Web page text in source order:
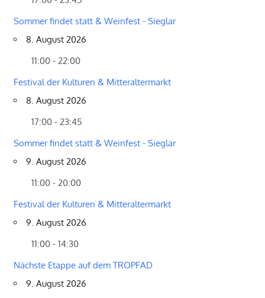
Sommer findet statt & Weinfest - Sieglar
8. August 2026
11:00 - 22:00
Festival der Kulturen & Mitteraltermarkt
8. August 2026
17:00 - 23:45
Sommer findet statt & Weinfest - Sieglar
9. August 2026
11:00 - 20:00
Festival der Kulturen & Mitteraltermarkt
9. August 2026
11:00 - 14:30
Nächste Etappe auf dem TROPFAD
9. August 2026